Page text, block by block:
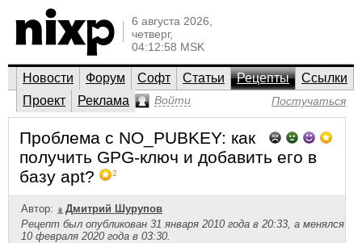
6 августа 2026,
четверг,
04:12:58 MSK
Новости Форум Софт Статьи Рецепты
Ссылки
Проект
Реклама Войти Постучаться
Проблема с NO_PUBKEY: как
получить GPG-ключ и добавить его в
базу apt?
2
Автор:
Дмитрий Шурупов
Рецепт был опубликован 31 января 2010 года в 20:33, а менялся
10 февраля 2020 года в 03:30.